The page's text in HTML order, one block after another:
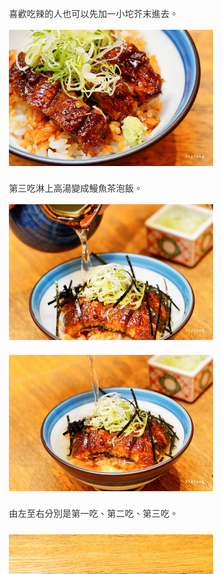
喜歡吃辣的人也可以先加一小坨芥末進去。
第三吃淋上高湯變成鰻魚茶泡飯。
由左至右分別是第一吃、第二吃、第三吃。